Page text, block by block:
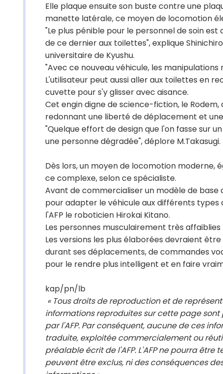
Elle plaque ensuite son buste contre une
manette latérale, ce moyen de locomotion
"Le plus pénible pour le personnel de soin
de ce dernier aux toilettes", explique
universitaire de Kyushu.
"Avec ce nouveau véhicule, les
L'utilisateur peut aussi aller aux toilettes en
cuvette pour s'y glisser avec aisance.
Cet engin digne de science-fiction, le
redonnant une liberté de déplacement et
"Quelque effort de design que l'on fasse sur
une personne dégradée", déplore M.Takasugi.
Dès lors, un moyen de locomotion moderne,
ce complexe, selon ce spécialiste.
Avant de commercialiser un modèle de base
pour adapter le véhicule aux différents types
l'AFP le roboticien Hirokai Kitano.
Les personnes musculairement très
Les versions les plus élaborées devraient
durant ses déplacements, de commandes
pour le rendre plus intelligent et en faire
kap/pn/lb
« Tous droits de reproduction et de
informations reproduites sur cette page
par l'AFP. Par conséquent, aucune de ces
traduite, exploitée commercialement ou
préalable écrit de l'AFP. L'AFP ne pourra
peuvent être exclus, ni des conséquences